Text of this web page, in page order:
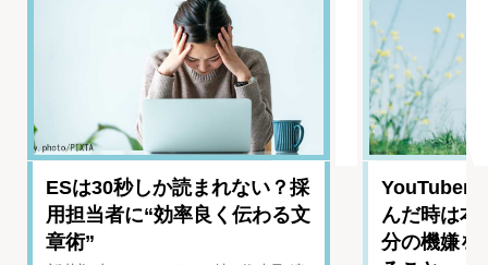
ESは30秒しか読まれない？採
用担当者に“効率良く伝わる文
章術”
YouTuber
んだ時は
分の機嫌を